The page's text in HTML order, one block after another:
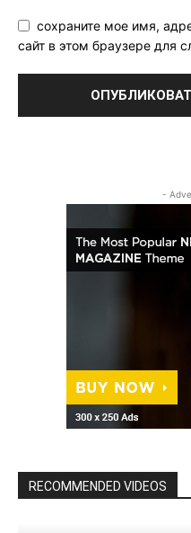
сохраните мое имя,
сайт в этом браузере для
-
RECOMMENDED VIDEOS